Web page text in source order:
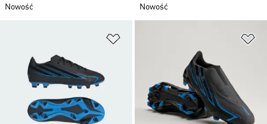
Nowość
Nowość